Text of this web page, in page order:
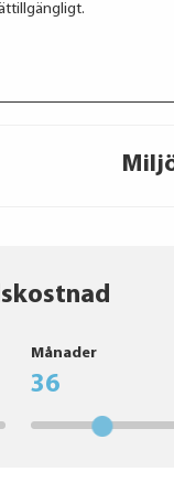
Månader
36